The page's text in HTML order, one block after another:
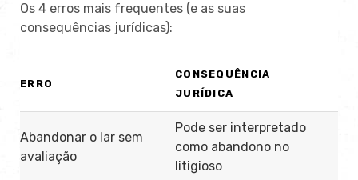
Os 4 erros mais frequentes (e as suas
consequências jurídicas):
ERRO
CONSEQUÊNCIA
JURÍDICA
Abandonar o lar sem
avaliação
Pode ser interpretado
como abandono no
litigioso